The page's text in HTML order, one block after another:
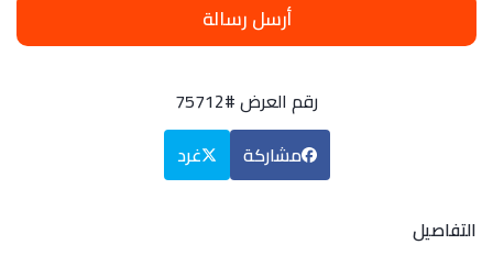
أرسل رسالة
رقم العرض #75712
مشاركة
غرد
التفاصيل